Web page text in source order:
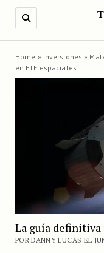
Home » Inversiones »
en ETF espaciales
La guía definitiva
POR DANNY LUCAS EL